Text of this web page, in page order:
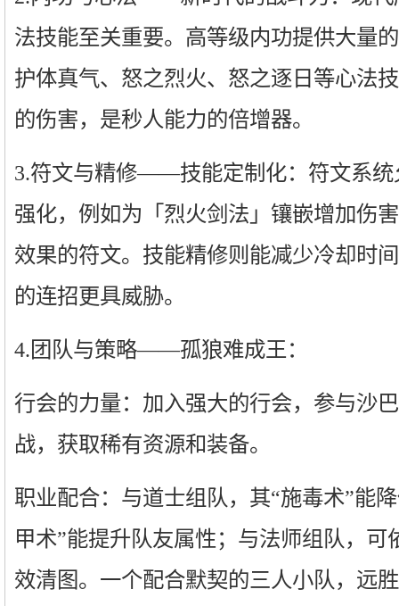
法技能至关重要。高等级内功提供大量
护体真气、怒之烈火、怒之逐日等心法
的伤害，是秒人能力的倍增器。
3.符文与精修——技能定制化：符文系统
强化，例如为「烈火剑法」镶嵌增加伤
效果的符文。技能精修则能减少冷却时
的连招更具威胁。
4.团队与策略——孤狼难成王：
行会的力量：加入强大的行会，参与沙
战，获取稀有资源和装备。
职业配合：与道士组队，其“施毒术”能
甲术”能提升队友属性；与法师组队，可
效清图。一个配合默契的三人小队，远